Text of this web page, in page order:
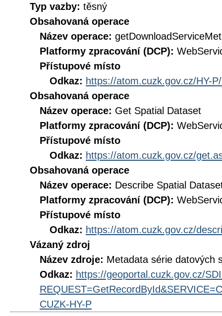
Typ vazby: těsný
Obsahovaná operace
Název operace:
Platformy zpracování (DCP):
Přístupové místo
Odkaz: https://atom.cuzk.gov.cz/HY-
Obsahovaná operace
Název operace: Get Spatial Dataset
Platformy zpracování (DCP):
Přístupové místo
Odkaz: https://atom.cuzk.gov.cz/
Obsahovaná operace
Název operace: Describe Spatial
Platformy zpracování (DCP):
Přístupové místo
Odkaz: https://atom.cuzk.gov.cz/
Vázaný zdroj
Název zdroje: Metadata série datových
Odkaz: https://geoportal.cuzk.gov.cz/
CUZK-HY-P